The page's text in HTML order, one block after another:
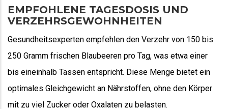
EMPFOHLENE TAGESDOSIS UND
VERZEHRSGEWOHNHEITEN
Gesundheitsexperten empfehlen den Verzehr von 150 bis
250 Gramm frischen Blaubeeren pro Tag, was etwa einer
bis eineinhalb Tassen entspricht. Diese Menge bietet ein
optimales Gleichgewicht an Nährstoffen, ohne den Körper
mit zu viel Zucker oder Oxalaten zu belasten.